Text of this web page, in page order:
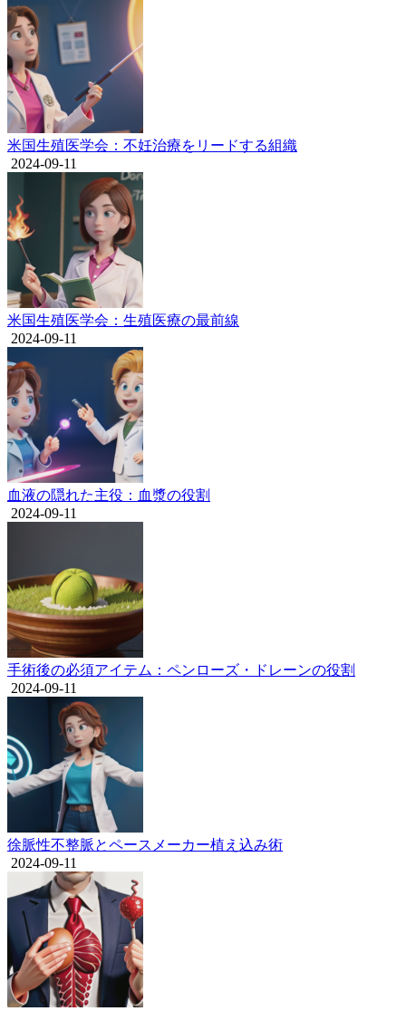
米国生殖医学会：不妊治療をリードする組織
2024-09-11
米国生殖医学会：生殖医療の最前線
2024-09-11
血液の隠れた主役：血漿の役割
2024-09-11
手術後の必須アイテム：ペンローズ・ドレーンの役割
2024-09-11
徐脈性不整脈とペースメーカー植え込み術
2024-09-11